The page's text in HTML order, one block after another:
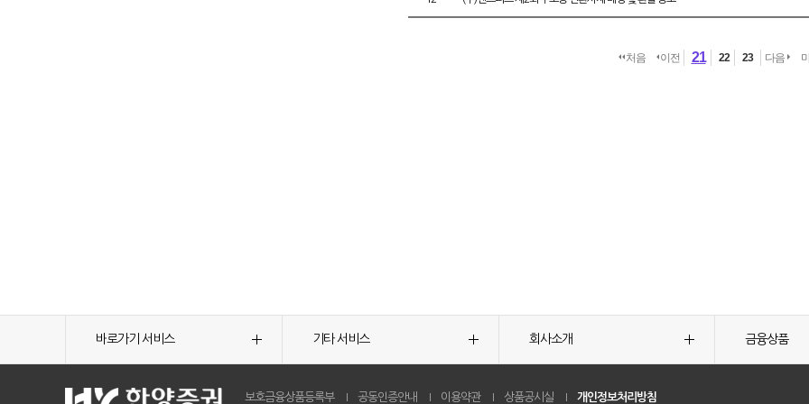
처음 이전 21 22 23 다음
바로가기 서비스 기타 서비스 회사소개 금융상품
보호금융상품등록부 공동인증안내 이용약관 상품공시실 개인정보처리방침